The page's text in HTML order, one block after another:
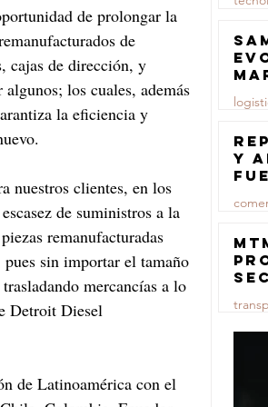
de prolongar la
de
cajas de dirección, y
los cuales, además
la eficiencia y
nuestros clientes, en los
de suministros a la
remanufacturadas
sin importar el tamaño
mercancías a lo
Detroit Diesel
de Latinoamérica con el
23 jul
23 jul
y
23 jul